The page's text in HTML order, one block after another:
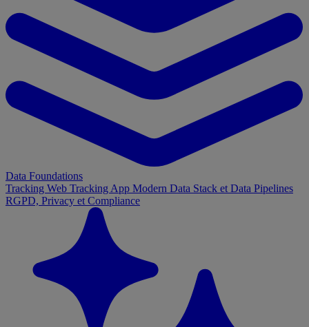
Data Foundations
Tracking Web Tracking App Modern Data Stack et Data Pipelines
RGPD, Privacy et Compliance